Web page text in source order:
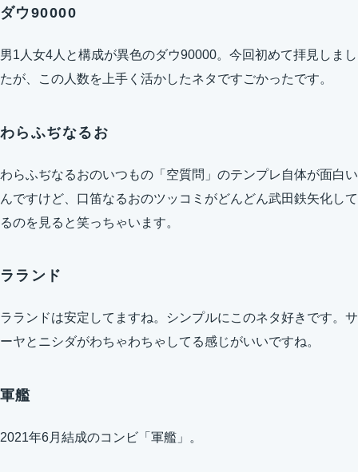
ダウ90000
男1人女4人と構成が異色のダウ90000。今回初めて拝見しまし
たが、この人数を上手く活かしたネタですごかったです。
わらふぢなるお
わらふぢなるおのいつもの「空質問」のテンプレ自体が面白い
んですけど、口笛なるおのツッコミがどんどん武田鉄矢化して
るのを見ると笑っちゃいます。
ラランド
ラランドは安定してますね。シンプルにこのネタ好きです。サ
ーヤとニシダがわちゃわちゃしてる感じがいいですね。
軍艦
2021年6月結成のコンビ「軍艦」。